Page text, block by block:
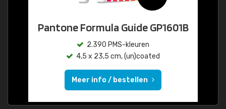
Pantone Formula Guide GP1601B
2.390 PMS-kleuren
4,5 x 23,5 cm, (un)coated
Meer info / bestellen